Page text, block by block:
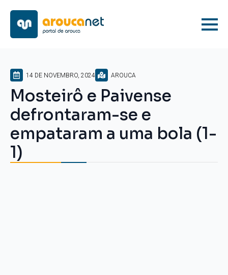
14 DE NOVEMBRO, 2024 AROUCA
Mosteirô e Paivense
defrontaram-se e
empataram a uma bola (1-
1)